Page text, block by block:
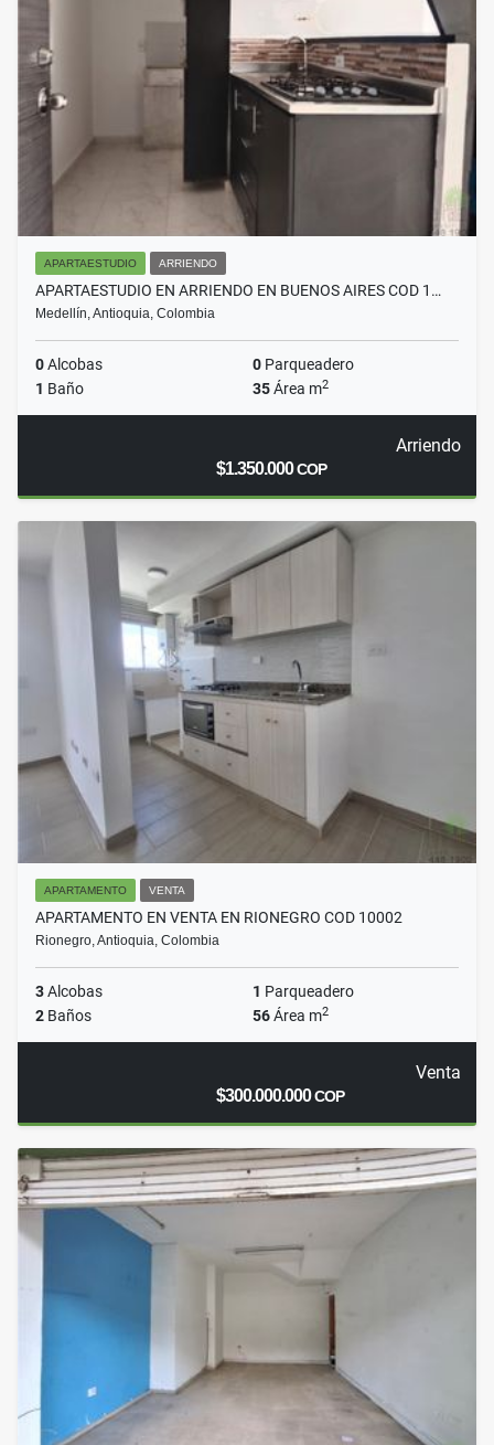
APARTAESTUDIO ARRIENDO
APARTAESTUDIO EN ARRIENDO EN BUENOS AIRES COD 1…
Medellín, Antioquia, Colombia
0Alcobas 0 Parqueadero
1 Baño 35Área m2
Arriendo
$1.350.000COP
APARTAMENTO VENTA
APARTAMENTO EN VENTA EN RIONEGRO COD 10002
Rionegro, Antioquia, Colombia
3Alcobas 1 Parqueadero
2 Baños 56Área m2
Venta
$300.000.000COP